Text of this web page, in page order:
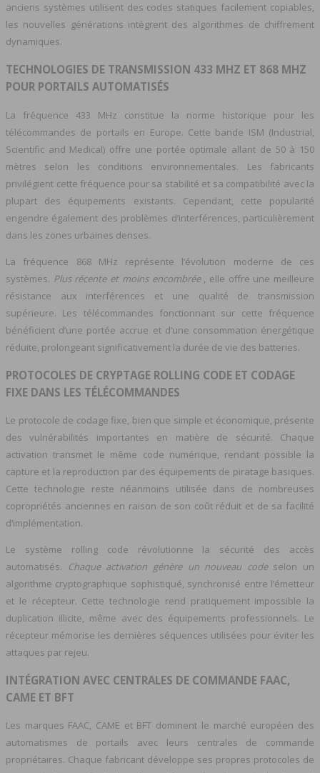
anciens systèmes utilisent des codes statiques facilement copiables,
les nouvelles générations intègrent des algorithmes de chiffrement
dynamiques.
TECHNOLOGIES DE TRANSMISSION 433 MHZ ET 868 MHZ
POUR PORTAILS AUTOMATISÉS
La fréquence 433 MHz constitue la norme historique pour les
télécommandes de portails en Europe. Cette bande ISM (Industrial,
Scientific and Medical) offre une portée optimale allant de 50 à 150
mètres selon les conditions environnementales. Les fabricants
privilégient cette fréquence pour sa stabilité et sa compatibilité avec la
plupart des équipements existants. Cependant, cette popularité
engendre également des problèmes d’interférences, particulièrement
dans les zones urbaines denses.
La fréquence 868 MHz représente l’évolution moderne de ces
systèmes. Plus récente et moins encombrée
, elle offre une meilleure
résistance aux interférences et une qualité de transmission
supérieure. Les télécommandes fonctionnant sur cette fréquence
bénéficient d’une portée accrue et d’une consommation énergétique
réduite, prolongeant significativement la durée de vie des batteries.
PROTOCOLES DE CRYPTAGE ROLLING CODE ET CODAGE
FIXE DANS LES TÉLÉCOMMANDES
Le protocole de codage fixe, bien que simple et économique, présente
des vulnérabilités importantes en matière de sécurité. Chaque
activation transmet le même code numérique, rendant possible la
capture et la reproduction par des équipements de piratage basiques.
Cette technologie reste néanmoins utilisée dans de nombreuses
copropriétés anciennes en raison de son coût réduit et de sa facilité
d’implémentation.
Le système rolling code révolutionne la sécurité des accès
automatisés.
Chaque activation génère un nouveau code selon un
algorithme cryptographique sophistiqué, synchronisé entre l’émetteur
et le récepteur. Cette technologie rend pratiquement impossible la
duplication illicite, même avec des équipements professionnels. Le
récepteur mémorise les dernières séquences utilisées pour éviter les
attaques par rejeu.
INTÉGRATION AVEC CENTRALES DE COMMANDE FAAC,
CAME ET BFT
Les marques FAAC, CAME et BFT dominent le marché européen des
automatismes de portails avec leurs centrales de commande
propriétaires. Chaque fabricant développe ses propres protocoles de